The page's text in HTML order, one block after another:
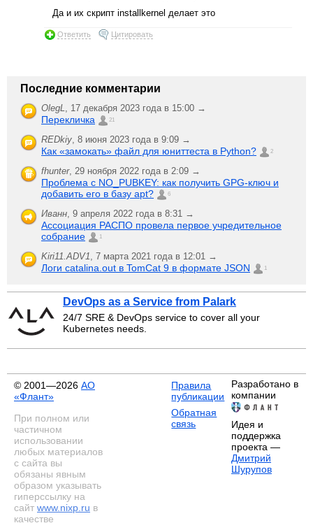
Да и их скрипт installkernel делает это
Ответить Цитировать
Последние комментарии
OlegL, 17 декабря 2023 года в 15:00 →
Перекличка 21
REDkiy, 8 июня 2023 года в 9:09 →
Как «замокать» файл для юниттеста в Python? 2
fhunter, 29 ноября 2022 года в 2:09 →
Проблема с NO_PUBKEY: как получить GPG-ключ и
добавить его в базу apt?
6
Иванн, 9 апреля 2022 года в 8:31 →
Ассоциация РАСПО провела первое учредительное
собрание
1
Kiri11.ADV1, 7 марта 2021 года в 12:01 →
Логи catalina.out в TomCat 9 в формате JSON 1
DevOps as a Service from Palark
24/7 SRE & DevOps service to cover all your
Kubernetes needs.
© 2001—2026 АО
«Флант»
При полном или
частичном
использовании
любых материалов
с сайта вы
обязаны явным
образом указывать
гиперссылку на
сайт www.nixp.ru в
качестве
Правила
публикации
Обратная
связь
Разработано в
компании
Идея и
поддержка
проекта —
Дмитрий
Шурупов